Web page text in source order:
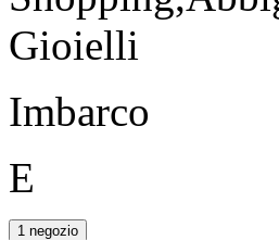
Gioielli
Imbarco
E
1 negozio